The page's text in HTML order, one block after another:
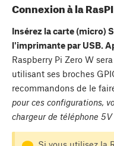
Connexion à la RasPI
Insérez la carte (micro)
l'imprimante par USB.
Raspberry Pi Zero W
utilisant ses broches
recommandons de le
pour ces configurations,
chargeur de téléphone